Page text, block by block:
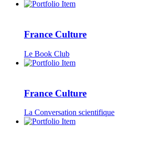
France Culture
Le Book Club
France Culture
La Conversation scientifique